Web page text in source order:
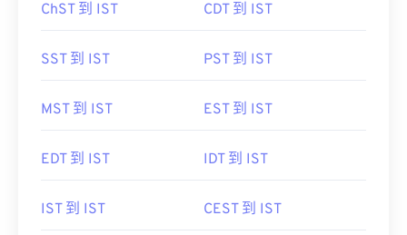
ChST 到 IST CDT 到 IST
SST 到 IST PST 到 IST
MST 到 IST EST 到 IST
EDT 到 IST IDT 到 IST
IST 到 IST CEST 到 IST